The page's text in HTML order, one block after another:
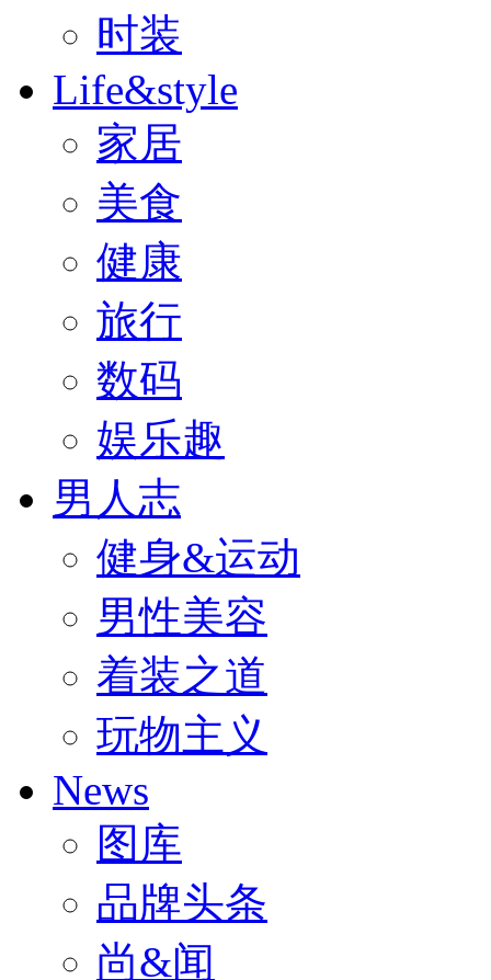
时装
Life&style
家居
美食
健康
旅行
数码
娱乐趣
男人志
健身&运动
男性美容
着装之道
玩物主义
News
图库
品牌头条
尚&闻